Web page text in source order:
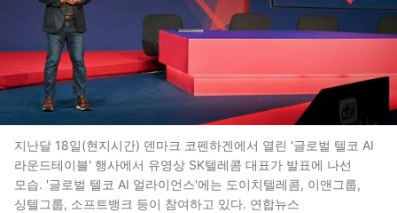
지난달 18일(현지시간) 덴마크 코펜하겐에서 열린 '글로벌 텔코 AI
라운드테이블' 행사에서 유영상 SK텔레콤 대표가 발표에 나선
모습. '글로벌 텔코 AI 얼라이언스'에는 도이치텔레콤, 이앤그룹,
싱텔그룹, 소프트뱅크 등이 참여하고 있다. 연합뉴스